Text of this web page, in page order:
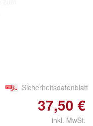
Sicherheitsdatenblatt
37,50 €
inkl. MwSt.